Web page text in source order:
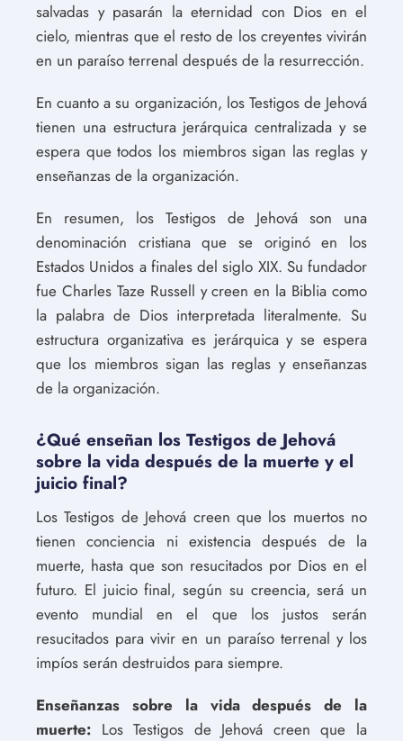
salvadas y pasarán la eternidad con Dios en el
cielo, mientras que el resto de los creyentes vivirán
en un paraíso terrenal después de la resurrección.
En cuanto a su organización, los Testigos de Jehová
tienen una estructura jerárquica centralizada y se
espera que todos los miembros sigan las reglas y
enseñanzas de la organización.
En resumen, los Testigos de Jehová son una
denominación cristiana que se originó en los
Estados Unidos a finales del siglo XIX. Su fundador
fue Charles Taze Russell y creen en la Biblia como
la palabra de Dios interpretada literalmente. Su
estructura organizativa es jerárquica y se espera
que los miembros sigan las reglas y enseñanzas
de la organización.
¿Qué enseñan los Testigos de Jehová
sobre la vida después de la muerte y el
juicio final?
Los Testigos de Jehová creen que los muertos no
tienen conciencia ni existencia después de la
muerte, hasta que son resucitados por Dios en el
futuro. El juicio final, según su creencia, será un
evento mundial en el que los justos serán
resucitados para vivir en un paraíso terrenal y los
impíos serán destruidos para siempre.
Enseñanzas sobre la vida después de la
muerte: Los Testigos de Jehová creen que la